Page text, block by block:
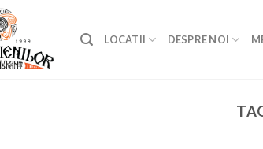
LOCATII DESPRE NOI